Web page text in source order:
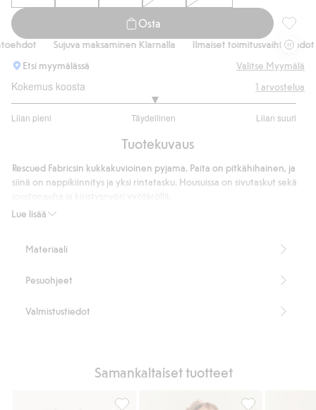
Osta
Sujuva maksaminen Klarnalla
Ilmaiset toimitusvaihtoehdot
Etsi myymälässä
Valitse Myymälä
Kokemus koosta
Liian pieni Täydellinen Liian suuri
/
ääneen
1 arvostelua
Tuotekuvaus
Lue lisää
Rescued Fabricsin kukkakuvioinen pyjama. Paita on pitkähihainen, ja
siinä on nappikiinnitys ja yksi rintatasku. Housuissa on sivutaskut sekä
Pelastamme ylijääneet Newbie-kankaat luodaksemme uusia
Tuotenumero
Materiaali
Pesuohjeet
Valmistustiedot
Samankaltaiset tuotteet